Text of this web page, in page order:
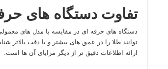
تفاوت دستگاه‌ های
دستگاه‌ های حرفه‌ ای در مقایسه با مدل‌ های
توانند طلا را در عمق‌ های بیشتر و با دقت بالاتر
ارائه اطلاعات دقیق‌ تر از دیگر مزایای آن‌ ها است.